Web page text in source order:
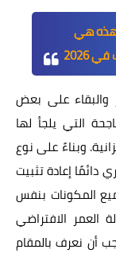
هذه هي
2026
والبقاء على بعض
التي يلجأ لها
وبناءً على نوع
دائمًا إعادة تثبيت
المكونات بنفس
العمر الافتراضي
أن نعرف بالمقام